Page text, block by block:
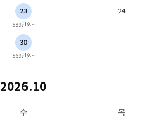
23
589만원~
24
30
569만원~
2026.10
수 목